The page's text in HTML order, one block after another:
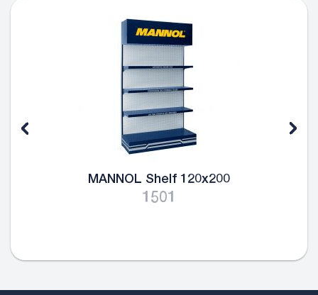
MANNOL Shelf 120x200
1501